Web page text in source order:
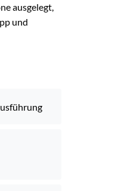
ausgelegt,
und